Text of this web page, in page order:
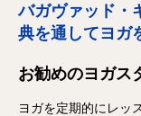
バガヴァッド・
典を通してヨガ
お勧めのヨガス
ヨガを定期的にレッ